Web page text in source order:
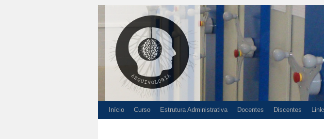
Início Curso Estrutura Administrativa Docentes Discentes